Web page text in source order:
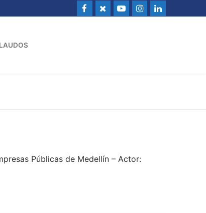
LAUDOS
Públicas de Medellín – Actor: